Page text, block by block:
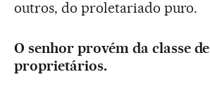
outros, do proletariado puro.
O senhor provém da classe de
proprietários.